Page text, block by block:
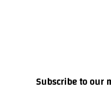
Subscribe to our